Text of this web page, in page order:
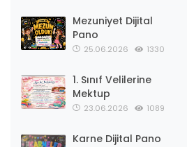
Mezuniyet Dijital
Pano
25.06.2026 1330
1. Sınıf Velilerine
Mektup
23.06.2026 1089
Karne Dijital Pano